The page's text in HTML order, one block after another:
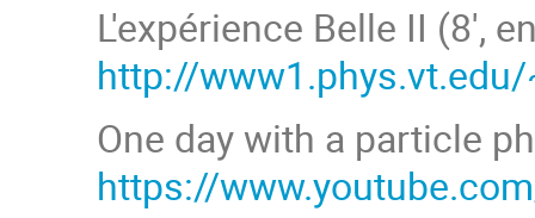
L'expérience Belle II (8',
http://
One day with a particle
https://